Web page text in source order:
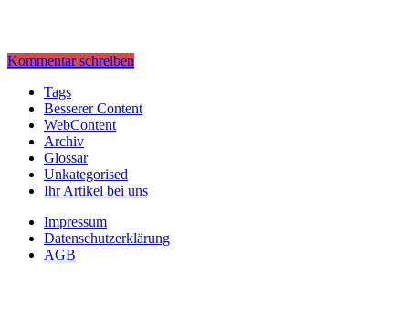
Kommentar schreiben
Tags
Besserer Content
WebContent
Archiv
Glossar
Unkategorised
Ihr Artikel bei uns
Impressum
Datenschutzerklärung
AGB